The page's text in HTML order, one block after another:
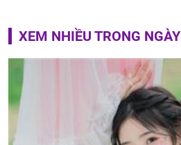
XEM NHIỀU TRONG NGÀY